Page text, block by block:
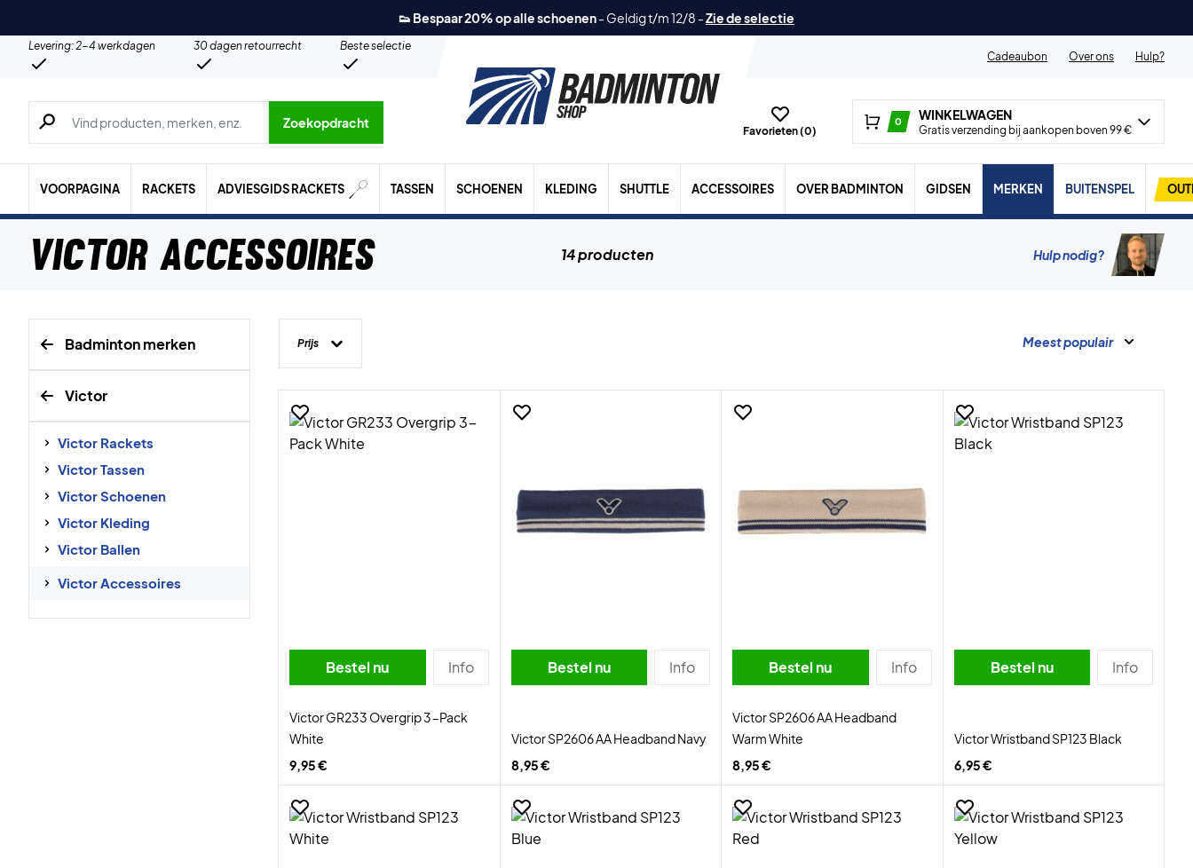
👟 Bespaar 20% op alle schoenen- Geldig t/m 12/8 -Zie de selectie
Levering: 2-4 werkdagen 30 dagen retourrecht
Beste selectie
Cadeaubon
Over ons Hulp?
Zoeken naar producten, merken etc.
Zoekopdracht
Favorieten (0)
0 WINKELWAGEN
Gratis verzending bij aankopen boven 99 €
VOORPAGINA RACKETS ADVIESGIDS RACKETS TASSEN SCHOENEN KLEDING SHUTTLE ACCESSOIRES OVER BADMINTON GIDSEN MERKEN BUITENSPEL
Victor Accessoires 14 producten Hulp nodig?
Badminton merken
Victor
Victor Rackets
Victor Tassen
Victor Schoenen
Victor Kleding
Victor Ballen
Victor Accessoires
Prijs Meest populair
Bestel nu Info
Victor GR233 Overgrip 3-Pack
White
9,95 €
Bestel nu Info
Victor SP2606 AA Headband Navy
8,95 €
Bestel nu Info
Victor SP2606 AA Headband
Warm White
8,95 €
Bestel nu Info
Victor Wristband SP123 Black
6,95 €